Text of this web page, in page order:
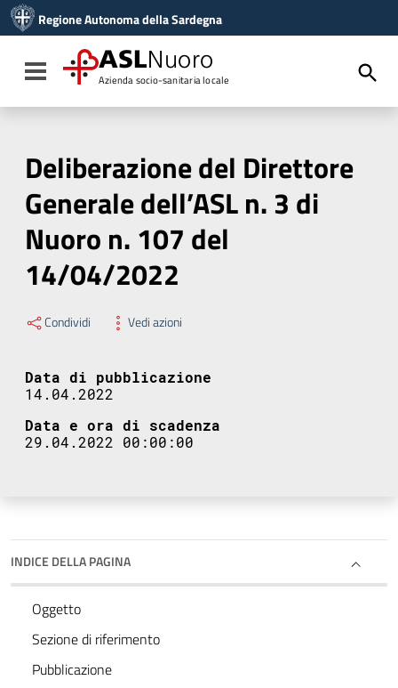
Vai al menu di navigazione
Vai al footer
Regione Autonoma della Sardegna
Toggle navigation
ASLNuoro
Azienda socio-sanitaria locale
Deliberazione del Direttore
Generale dell’ASL n. 3 di
Nuoro n. 107 del
14/04/2022
Condividi Vedi azioni
Data di pubblicazione
14.04.2022
Data e ora di scadenza
29.04.2022 00:00:00
INDICE DELLA PAGINA
Oggetto
Sezione di riferimento
Pubblicazione